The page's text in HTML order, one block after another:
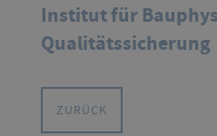
Institut für
Qualitätssicherung
ZURÜCK